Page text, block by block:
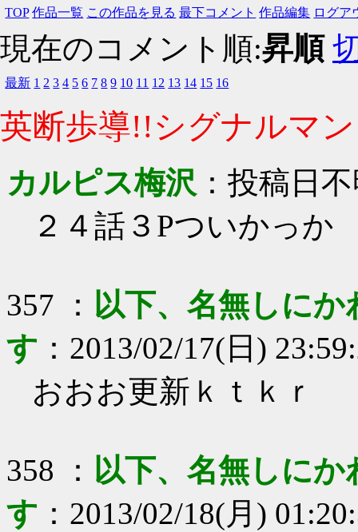
TOP 作品一覧 この作品を見る 最下コメント 作品編集 ログア
現在のコメント順:昇順
最新 1 2 3 4 5 6 7 8 9 10 11 12 13 14 15 16
英断歩導!!シグナルマ
カルピス梅沢 ： 投稿日
２４話３Pついかっか
357 ： 以下、名無しに
す ： 2013/02/17(日)
おおお更新ｋｔｋｒ
358 ： 以下、名無しに
す ： 2013/02/18(月)